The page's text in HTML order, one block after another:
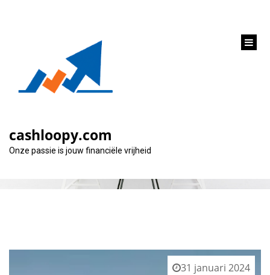
cashloopy.com
Onze passie is jouw financiële vrijheid
Maand:
31 januari 2024